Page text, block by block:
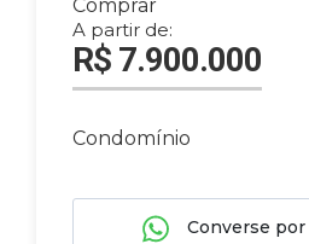
Comprar
A partir de:
R$ 7.900.000
Condomínio
Converse